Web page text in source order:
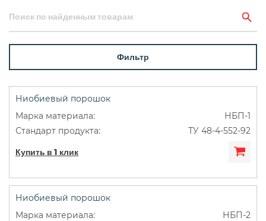
Фильтр
Ниобиевый порошок
НБП-1
ТУ 48-4-552-92
Купить в 1 клик
Ниобиевый порошок
НБП-2